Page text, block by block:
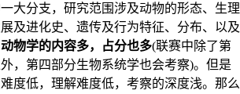
大分支，研究范围涉及动物的形态、生理
及进化史、遗传及行为特征、分布、以及
动物学的内容多，占分也多(联赛中除了第
，第四部分生物系统学也会考察)。但是
度低，理解难度低，考察的深度浅。那么